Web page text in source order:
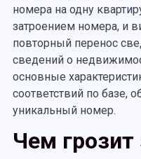
номера на одну
затроением номера, и
повторный перенос
сведений о
основные
соответствий по базе,
уникальный номер.
Чем